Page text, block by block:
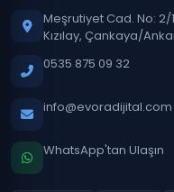
Meşrutiyet Cad. No: 2/
Kızılay, Çankaya/
0535 875 09 32
info@evoradijital.com
WhatsApp'tan Ulaşın